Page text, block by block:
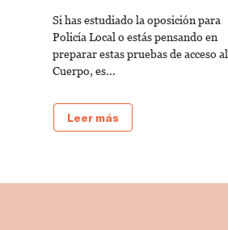
Si has estudiado la oposición para
Policía Local o estás pensando en
preparar estas pruebas de acceso al
Cuerpo, es...
Leer más